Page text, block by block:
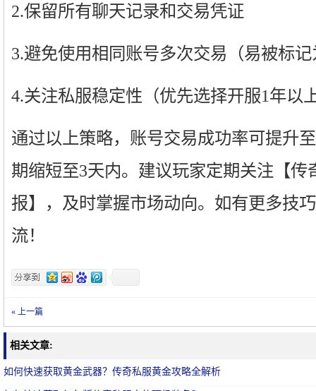
2.保留所有聊天记录和交易凭证
3.避免使用相同账号多次交易（易被标
4.关注私服稳定性（优先选择开服1年以
通过以上策略，账号交易成功率可提升
期缩短至3天内。建议玩家定期关注【传
报】，及时掌握市场动向。如有更多技
流！
« 上一篇
相关文章:
如何快速获取黄金武器？传奇私服黄金攻略全解析